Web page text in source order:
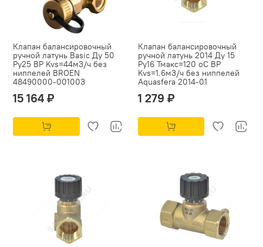
Клапан балансировочный
ручной латунь Basic Ду 50
Ру25 ВР Kvs=44м3/ч без
ниппелей BROEN
48490000-001003
15 164 ₽
Клапан балансировочный
ручной латунь 2014 Ду 15
Ру16 Тмакс=120 оС ВР
Kvs=1.6м3/ч без ниппелей
Aquasfera 2014-01
1 279 ₽